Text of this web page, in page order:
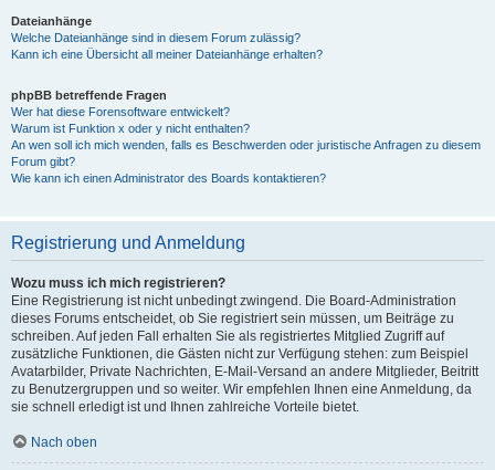
Dateianhänge
Welche Dateianhänge sind in diesem Forum zulässig?
Kann ich eine Übersicht all meiner Dateianhänge erhalten?
phpBB betreffende Fragen
Wer hat diese Forensoftware entwickelt?
Warum ist Funktion x oder y nicht enthalten?
An wen soll ich mich wenden, falls es Beschwerden oder juristische Anfragen zu diesem
Forum gibt?
Wie kann ich einen Administrator des Boards kontaktieren?
Registrierung und Anmeldung
Wozu muss ich mich registrieren?
Eine Registrierung ist nicht unbedingt zwingend. Die Board-Administration
dieses Forums entscheidet, ob Sie registriert sein müssen, um Beiträge zu
schreiben. Auf jeden Fall erhalten Sie als registriertes Mitglied Zugriff auf
zusätzliche Funktionen, die Gästen nicht zur Verfügung stehen: zum Beispiel
Avatarbilder, Private Nachrichten, E-Mail-Versand an andere Mitglieder, Beitritt
zu Benutzergruppen und so weiter. Wir empfehlen Ihnen eine Anmeldung, da
sie schnell erledigt ist und Ihnen zahlreiche Vorteile bietet.
Nach oben